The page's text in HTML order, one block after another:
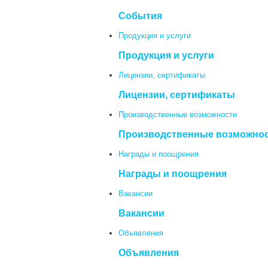
События
Продукция и услуги
Продукция и услуги
Лицензии, сертификаты
Лицензии, сертификаты
Производственные возможности
Производственные
Награды и поощрения
Награды и поощрения
Вакансии
Вакансии
Объявления
Объявления